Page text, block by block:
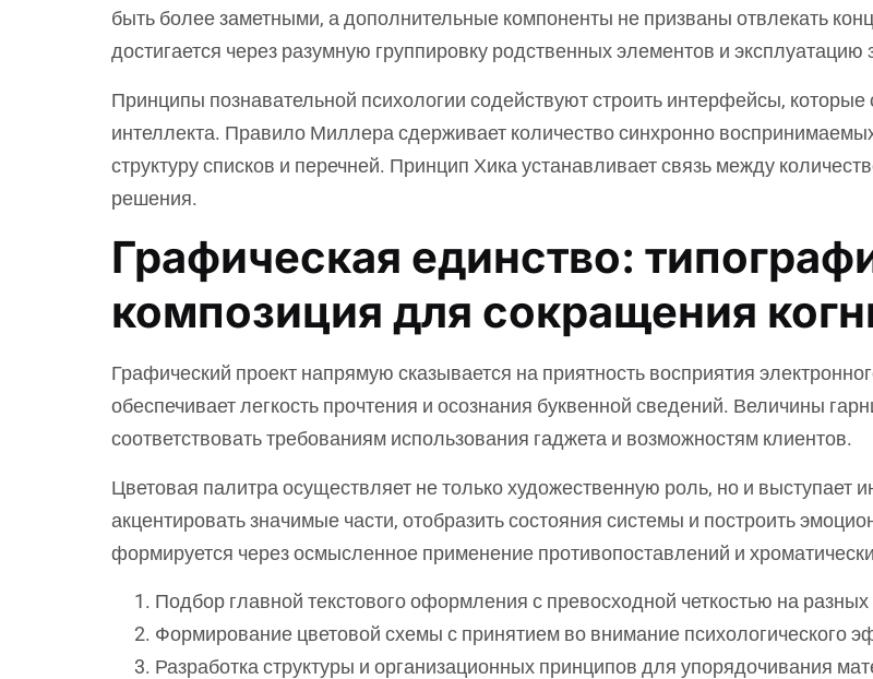
быть более заметными, а дополнительные компоненты не призваны отвлекать
достигается через разумную группировку родственных элементов и эксплуатацию
Принципы познавательной психологии содействуют строить интерфейсы,
интеллекта. Правило Миллера сдерживает количество синхронно
структуру списков и перечней. Принцип Хика устанавливает связь между
решения.
Графическая единство:
композиция для сокращения
Графический проект напрямую сказывается на приятность восприятия
обеспечивает легкость прочтения и осознания буквенной сведений. Величины
соответствовать требованиям использования гаджета и возможностям клиентов.
Цветовая палитра осуществляет не только художественную роль, но и выступает
акцентировать значимые части, отобразить состояния системы и построить
формируется через осмысленное применение противопоставлений и
Подбор главной текстового оформления с превосходной четкостью на разных
Формирование цветовой схемы с принятием во внимание психологического
Разработка структуры и организационных принципов для упорядочивания